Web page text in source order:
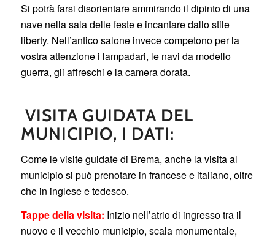
Si potrà farsi disorientare ammirando il dipinto di una
nave nella sala delle feste e incantare dallo stile
liberty. Nell’antico salone invece competono per la
vostra attenzione i lampadari, le navi da modello
guerra, gli affreschi e la camera dorata.
VISITA GUIDATA DEL
MUNICIPIO, I DATI:
Come le visite guidate di Brema, anche la visita al
municipio si può prenotare in francese e italiano, oltre
che in inglese e tedesco.
Tappe della visita: Inizio nell’atrio di ingresso tra il
nuovo e il vecchio municipio, scala monumentale,